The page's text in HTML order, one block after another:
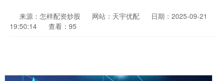
来源：怎样配资炒股 网站：天宇优配
日期：2025-09-21
19:50:14
查看：95